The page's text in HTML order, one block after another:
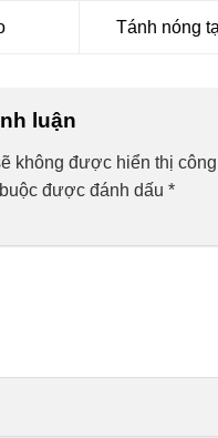
Tánh nóng
luận
không được hiển thị
được đánh dấu *